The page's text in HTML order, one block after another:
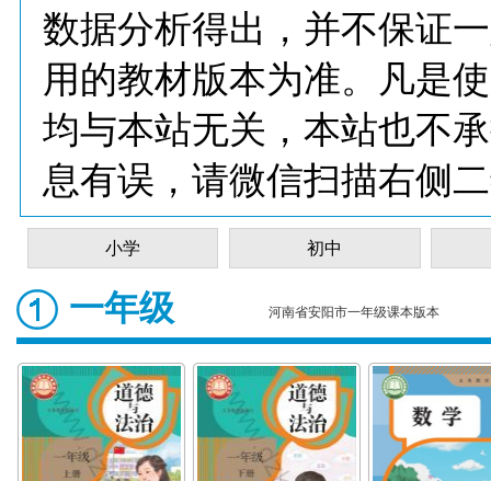
数据分析得出，并不保证
用的教材版本为准。凡是
均与本站无关，本站也不
息有误，请微信扫描右侧
小学 初中
一年级 河南省安阳市一年级课本版本